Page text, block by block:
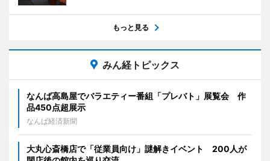
もっと見る
みん経トピックス
なんば高島屋でバラエティー番組「プレバト」展覧会 作
品450点超展示
なんば経済新聞
大丸心斎橋店で「従業員向け」謎解きイベント 200人が